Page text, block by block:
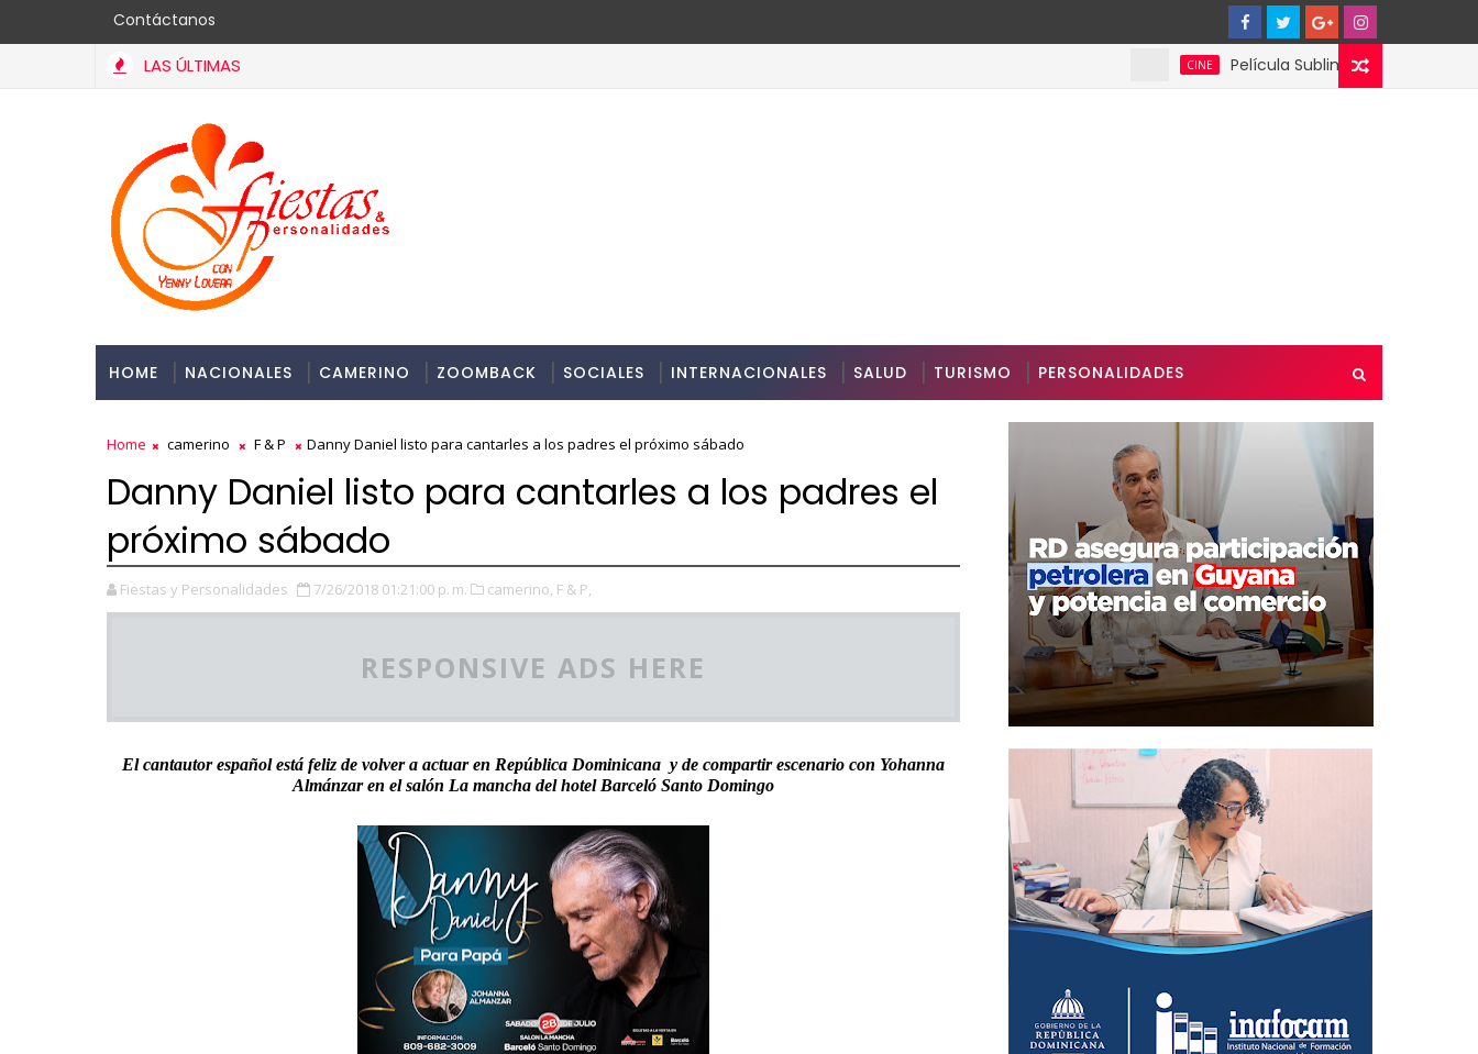
Contáctanos
LAS ÚLTIMAS
Película Sublime Gracia se presentará
HOME NACIONALES CAMERINO ZOOMBACK SOCIALES INTERNACIONALES SALUD TURISMO PERSONALIDADES
Home camerino F & P Danny Daniel listo para cantarles a los padres el próximo sábado
Danny Daniel listo para cantarles a los padres el
próximo sábado
Fiestas y Personalidades 7/26/2018 01:21:00 p. m. camerino, F & P,
RESPONSIVE ADS HERE
El cantautor español está feliz de volver a actuar en República Dominicana y de compartir escenario con Yohanna
Almánzar en el salón La mancha del hotel Barceló Santo Domingo